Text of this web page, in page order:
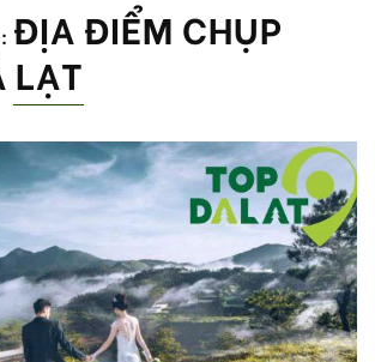
ĐỊA ĐIỂM CHỤP
LẠT